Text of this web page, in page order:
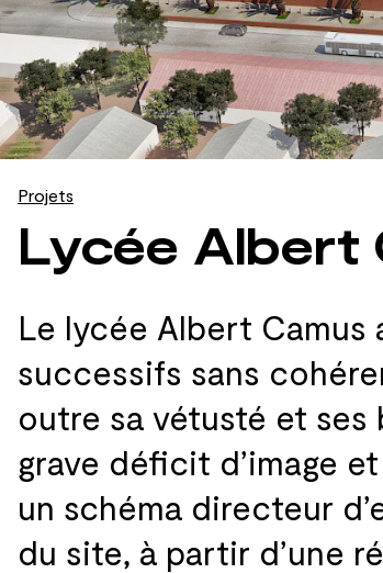
Projets
Lycée Albert
Le lycée Albert Camus
successifs sans
outre sa vétusté et ses
grave déficit d’image et
un schéma directeur
du site, à partir d’une